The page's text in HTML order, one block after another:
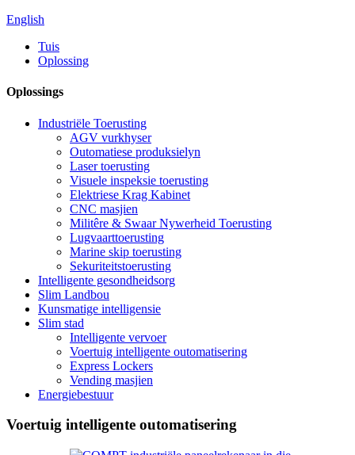
English
Tuis
Oplossing
Oplossings
Industriële Toerusting
AGV vurkhyser
Outomatiese produksielyn
Laser toerusting
Visuele inspeksie toerusting
Elektriese Krag Kabinet
CNC masjien
Militêre & Swaar Nywerheid Toerusting
Lugvaarttoerusting
Marine skip toerusting
Sekuriteitstoerusting
Intelligente gesondheidsorg
Slim Landbou
Kunsmatige intelligensie
Slim stad
Intelligente vervoer
Voertuig intelligente outomatisering
Express Lockers
Vending masjien
Energiebestuur
Voertuig intelligente outomatisering